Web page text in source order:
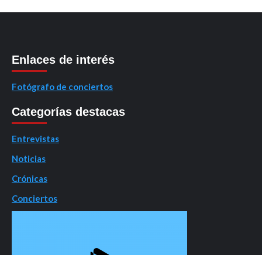
Enlaces de interés
Fotógrafo de conciertos
Categorías destacas
Entrevistas
Noticias
Crónicas
Conciertos